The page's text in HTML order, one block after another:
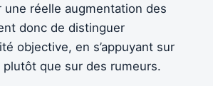
une réelle augmentation des
donc de distinguer
objective, en s’appuyant sur
que sur des rumeurs.